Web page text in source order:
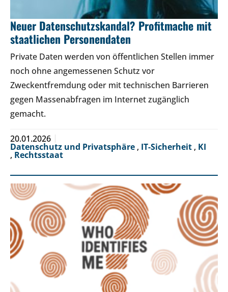
Neuer Datenschutzskandal? Profitmache mit
staatlichen Personendaten
Private Daten werden von öffentlichen Stellen immer
noch ohne angemessenen Schutz vor
Zweckentfremdung oder mit technischen Barrieren
gegen Massenabfragen im Internet zugänglich
gemacht.
20.01.2026
Datenschutz und Privatsphäre , IT-Sicherheit , KI
, Rechtsstaat